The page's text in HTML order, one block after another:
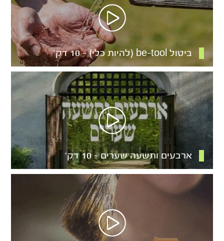
ביטול be-tool (להיות כלי) – 10 דק’
ארבעים ותשעה שערים – 10 דק’